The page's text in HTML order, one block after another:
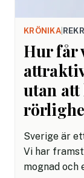
KRÖNIKA|
Hur får
utan att
Sverige är
Vi har
mognad